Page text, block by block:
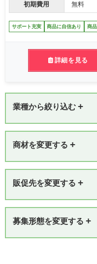
初期費用 無料
サポート充実 商品に自信あり 商
詳細を見る
業種から絞り込む +
商材を変更する +
販促先を変更する +
募集形態を変更する +